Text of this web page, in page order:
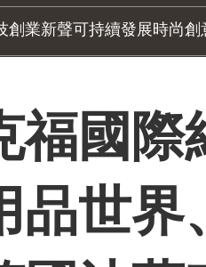
創業新聲可持續發展時尚創
福國際
品世界